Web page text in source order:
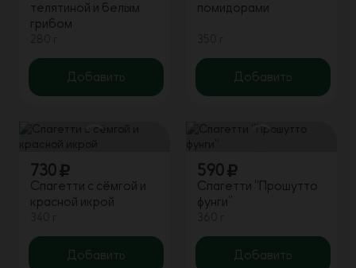
телятиной и белым
грибом
Добавить
помидорами
Добавить
730
Спагетти с сёмгой и
красной икрой
Добавить
590
Спагетти “Прошутто
фунги”
Добавить